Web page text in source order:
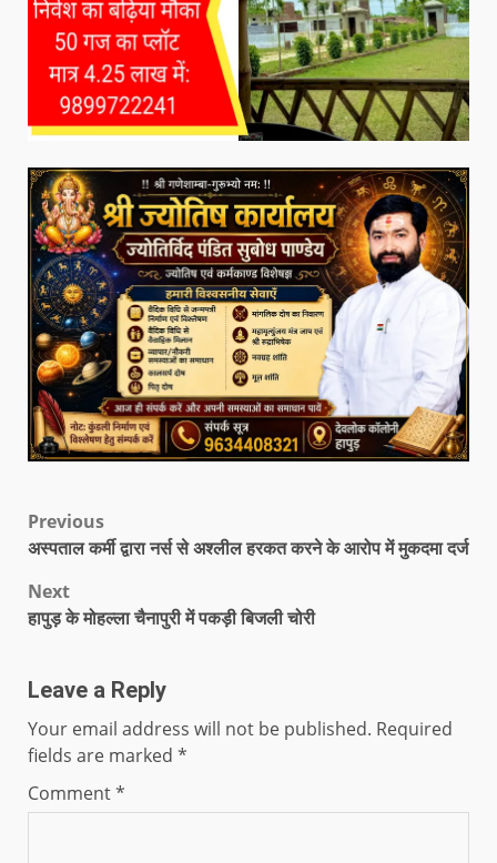
Previous
अस्पताल कर्मी द्वारा नर्स से अश्लील हरकत करने के आरोप में मुकदमा दर्ज
Next
हापुड़ के मोहल्ला चैनापुरी में पकड़ी बिजली चोरी
Leave a Reply
Your email address will not be published. Required
fields are marked *
Comment*